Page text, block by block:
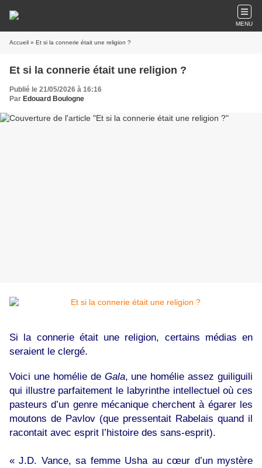
MENU
Accueil » Et si la connerie était une religion ?
Et si la connerie était une religion ?
Publié le 21/05/2026 à 16:16
Par Edouard Boulogne
Si la connerie était une religion, certains médias en
seraient le clergé.
Voici une homélie de Gala, une homélie assez guiliguili
qui illustre parfaitement le labyrinthe intellectuel où ces
pasteurs d’un genre mécanique cherchent à égarer les
moutons de Pavlov (que pressentait Rabelais quand il
racontait avec esprit l’histoire des sans-esprit).
« J.D. Vance, sa femme Usha au cœur d’un mystère